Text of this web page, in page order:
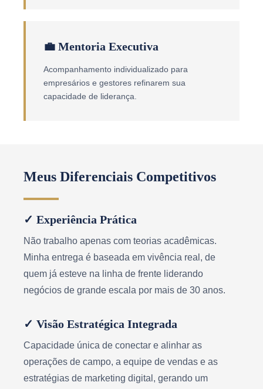
💼 Mentoria Executiva
Acompanhamento individualizado para
empresários e gestores refinarem sua
capacidade de liderança.
Meus Diferenciais Competitivos
✓ Experiência Prática
Não trabalho apenas com teorias acadêmicas.
Minha entrega é baseada em vivência real, de
quem já esteve na linha de frente liderando
negócios de grande escala por mais de 30 anos.
✓ Visão Estratégica Integrada
Capacidade única de conectar e alinhar as
operações de campo, a equipe de vendas e as
estratégias de marketing digital, gerando um